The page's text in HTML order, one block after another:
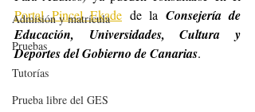
Admisión y matrícula
Pruebas
Tutorías
Prueba libre del GES
Portal Pincel Ekade de la Consejería de
Educación, Universidades, Cultura y
Deportes del Gobierno de Canarias.